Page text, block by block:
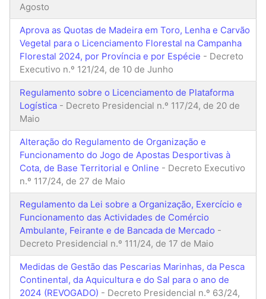
Agosto
Aprova as Quotas de Madeira em Toro, Lenha e Carvão
Vegetal para o Licenciamento Florestal na Campanha
Florestal 2024, por Província e por Espécie - Decreto
Executivo n.º 121/24, de 10 de Junho
Regulamento sobre o Licenciamento de Plataforma
Logística - Decreto Presidencial n.º 117/24, de 20 de
Maio
Alteração do Regulamento de Organização e
Funcionamento do Jogo de Apostas Desportivas à
Cota, de Base Territorial e Online - Decreto Executivo
n.º 117/24, de 27 de Maio
Regulamento da Lei sobre a Organização, Exercício e
Funcionamento das Actividades de Comércio
Ambulante, Feirante e de Bancada de Mercado -
Decreto Presidencial n.º 111/24, de 17 de Maio
Medidas de Gestão das Pescarias Marinhas, da Pesca
Continental, da Aquicultura e do Sal para o ano de
2024 (REVOGADO) - Decreto Presidencial n.º 63/24,